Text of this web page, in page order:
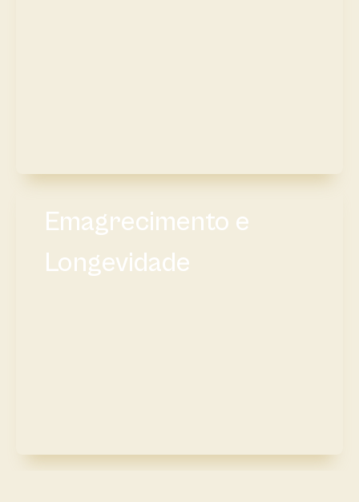
Emagrecimento e
Longevidade